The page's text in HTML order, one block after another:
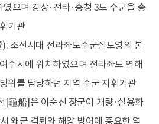
박 연구
사문화 연구
력
발간
양유물전시관
으며 경상·전라·충청 3도 수군을 총
기관
조선시대 전라좌도수군절도영의 본
수시에 위치하였으며 전라좌도 연해
위를 담당하던 지역 수군 지휘기관
[龜船]은 이순신 장군이 개량·실용화
왜군 격퇴와 해양 방어에 중요한 역